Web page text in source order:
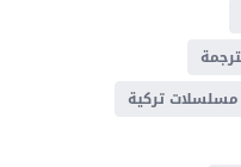
مسلسلات تركية